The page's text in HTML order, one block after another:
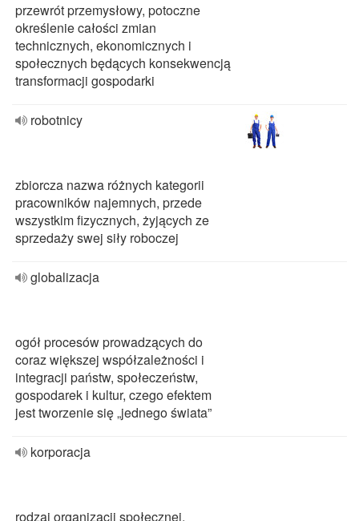
przewrót przemysłowy, potoczne
określenie całości zmian
technicznych, ekonomicznych i
społecznych będących konsekwencją
transformacji gospodarki
robotnicy
zbiorcza nazwa różnych kategorii
pracowników najemnych, przede
wszystkim fizycznych, żyjących ze
sprzedaży swej siły roboczej
globalizacja
ogół procesów prowadzących do
coraz większej współzależności i
integracji państw, społeczeństw,
gospodarek i kultur, czego efektem
jest tworzenie się „jednego świata”
korporacja
rodzaj organizacji społecznej,